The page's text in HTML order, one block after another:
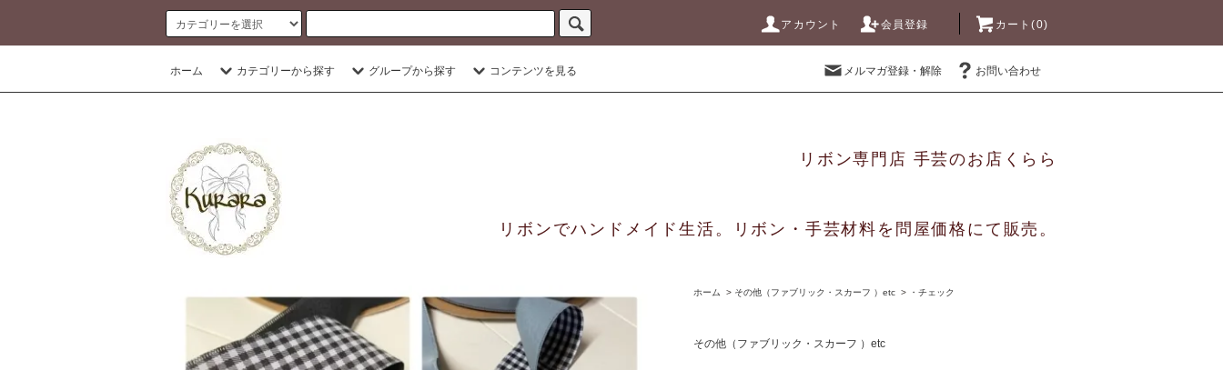
アカウント 会員登録 カート(0)
ホーム カテゴリーから探す グループから探す コンテンツを見る メルマガ登録・解除 お問い合わせ
リボン専門店 手芸のお店くらら
リボンでハンドメイド生活。リボン・手芸材料を問屋価格にて販売。
ホーム > その他（ファブリック・スカーフ ）etc > ・チェック
その他（ファブリック・スカーフ ）etc